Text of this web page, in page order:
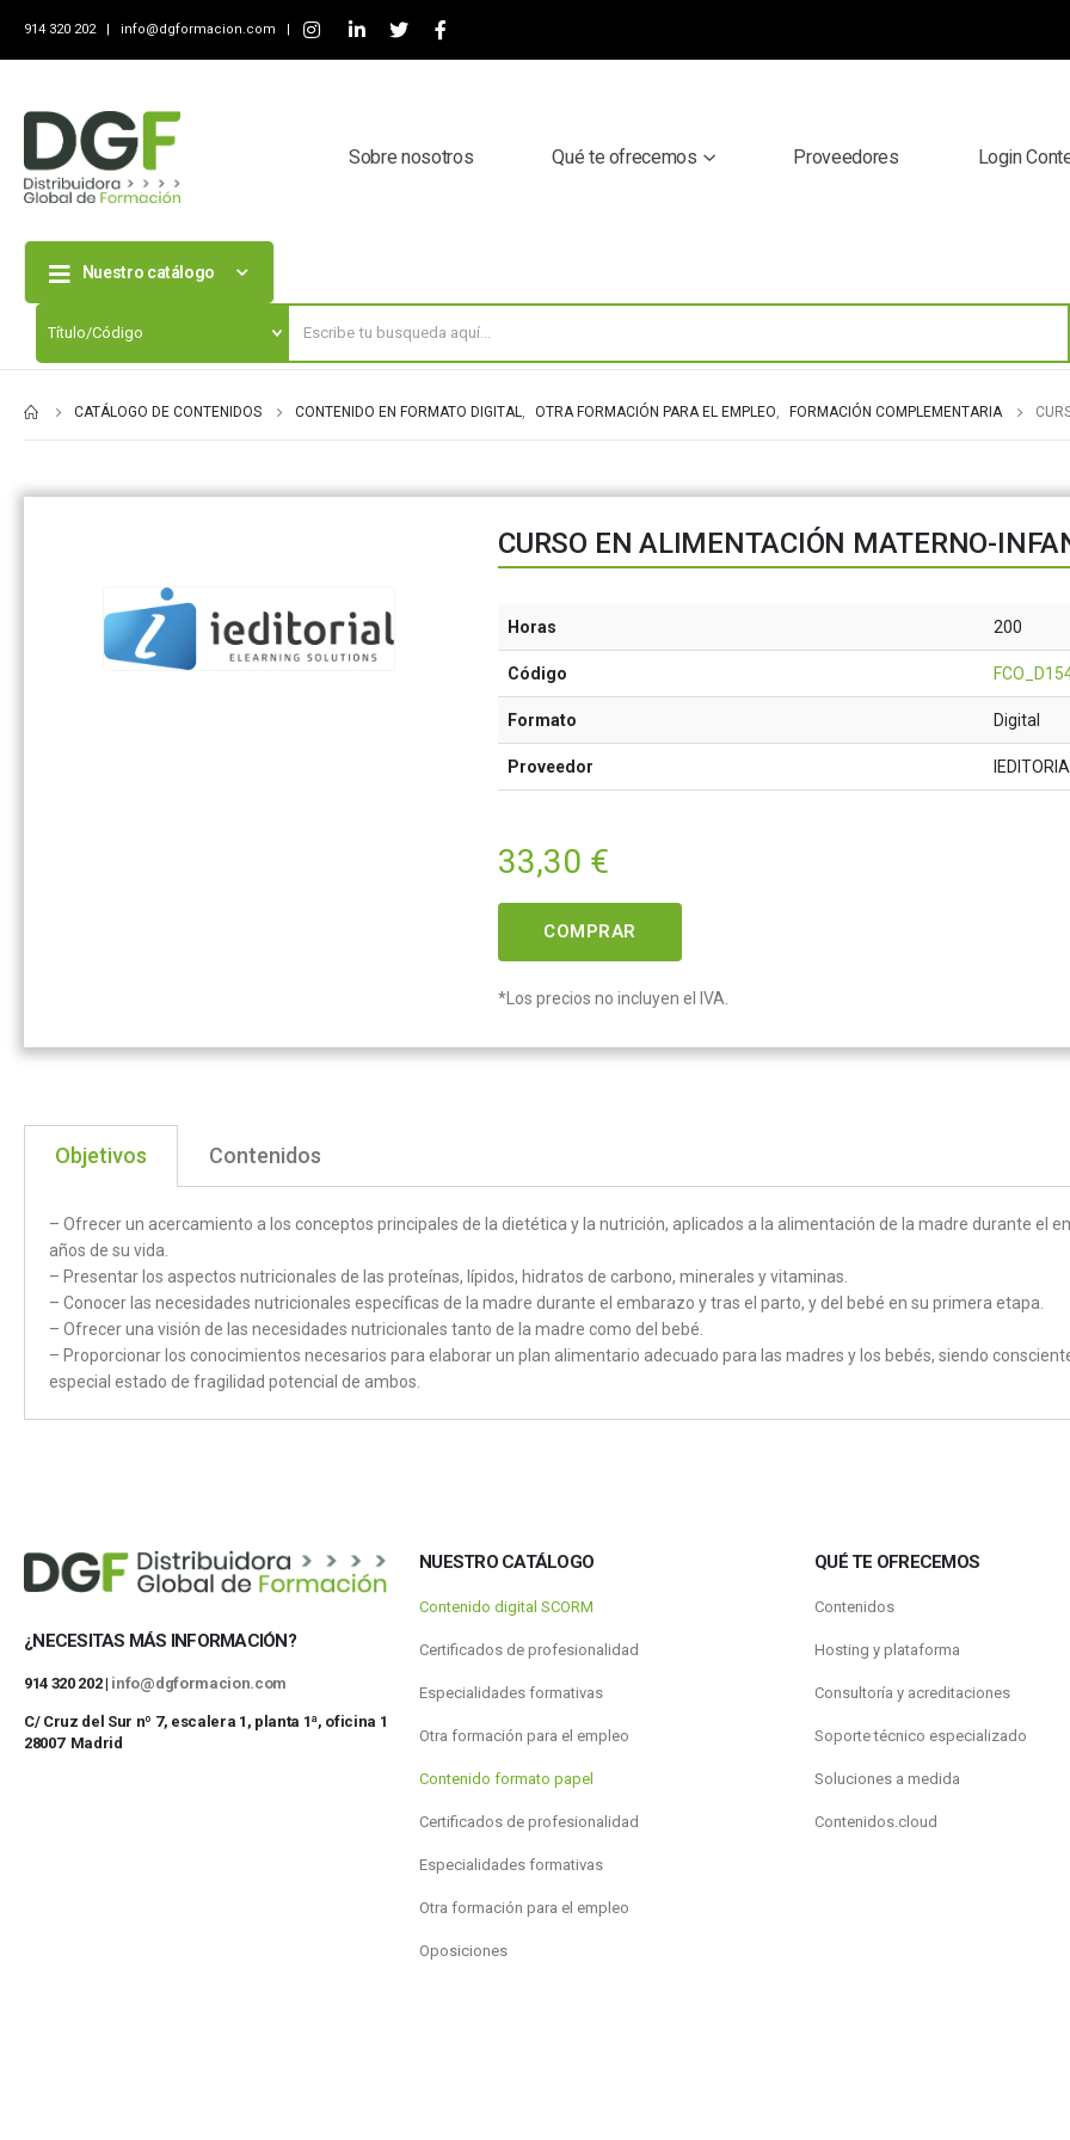
914 320 202 | info@dgformacion.com |
Sobre nosotros Qué te ofrecemos Proveedores Login
Nuestro catálogo
CATÁLOGO DE CONTENIDOS CONTENIDO EN FORMATO DIGITAL, OTRA FORMACIÓN PARA EL EMPLEO, FORMACIÓN COMPLEMENTARIA
CURSO EN ALIMENTACIÓN MATERNO-
Horas 200
Código
Formato Digital
Proveedor
33,30 €
COMPRAR
*Los precios no incluyen el IVA.
Objetivos Contenidos
– Ofrecer un acercamiento a los conceptos principales de la dietética y la nutrición, aplicados a la alimentación de la madre durante el
años de su vida.
– Presentar los aspectos nutricionales de las proteínas, lípidos, hidratos de carbono, minerales y vitaminas.
– Conocer las necesidades nutricionales específicas de la madre durante el embarazo y tras el parto, y del bebé en su primera etapa.
– Ofrecer una visión de las necesidades nutricionales tanto de la madre como del bebé.
– Proporcionar los conocimientos necesarios para elaborar un plan alimentario adecuado para las madres y los bebés, siendo
especial estado de fragilidad potencial de ambos.
¿NECESITAS MÁS INFORMACIÓN?
914 320 202 | info@dgformacion.com
C/ Cruz del Sur nº 7, escalera 1, planta 1ª, oficina 1
28007 Madrid
NUESTRO CATÁLOGO
Contenido digital SCORM
Certificados de profesionalidad
Especialidades formativas
Otra formación para el empleo
Contenido formato papel
Certificados de profesionalidad
Especialidades formativas
Otra formación para el empleo
Oposiciones
QUÉ TE OFRECEMOS
Contenidos
Hosting y plataforma
Consultoría y acreditaciones
Soporte técnico especializado
Soluciones a medida
Contenidos.cloud